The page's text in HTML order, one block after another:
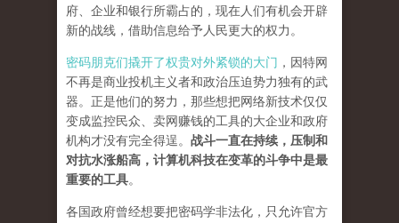
府、企业和银行所霸占的，现在人们有机会开辟
新的战线，借助信息给予人民更大的权力。
密码朋克们撬开了权贵对外紧锁的大门 ，因特网
不再是商业投机主义者和政治压迫势力独有的武
器。正是他们的努力，那些想把网络新技术仅仅
变成监控民众、卖网赚钱的工具的大企业和政府
机构才没有完全得逞。 战斗一直在持续，压制和
对抗水涨船高，计算机科技在变革的斗争中是最
重要的工具。
各国政府曾经想要把密码学非法化，只允许官方